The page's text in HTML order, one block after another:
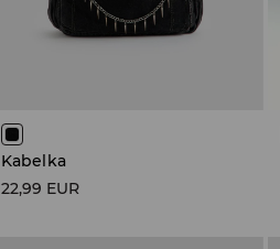
Kabelka
22,99 EUR